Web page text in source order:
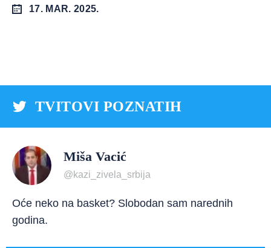
17. MAR. 2025.
TVITOVI POZNATIH
Miša Vacić
@kazi_zivela_srbija
Oće neko na basket? Slobodan sam narednih
godina.